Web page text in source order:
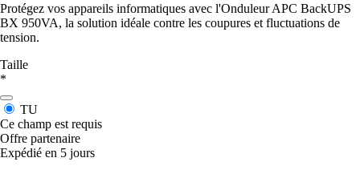
Protégez vos appareils informatiques avec l'Onduleur APC BackUPS
BX 950VA, la solution idéale contre les coupures et fluctuations de
tension.
Taille
*
TU
Ce champ est requis
Offre partenaire
Expédié en 5 jours